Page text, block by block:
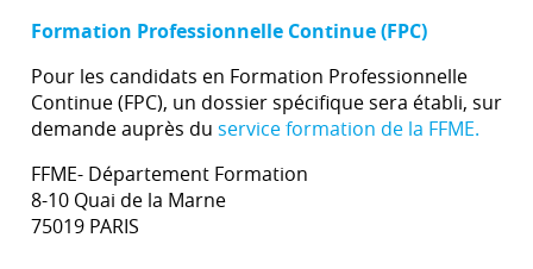
Formation Professionnelle Continue (FPC)
Pour les candidats en Formation Professionnelle
Continue (FPC), un dossier spécifique sera établi, sur
demande auprès du service formation de la FFME.
FFME- Département Formation
8-10 Quai de la Marne
75019 PARIS